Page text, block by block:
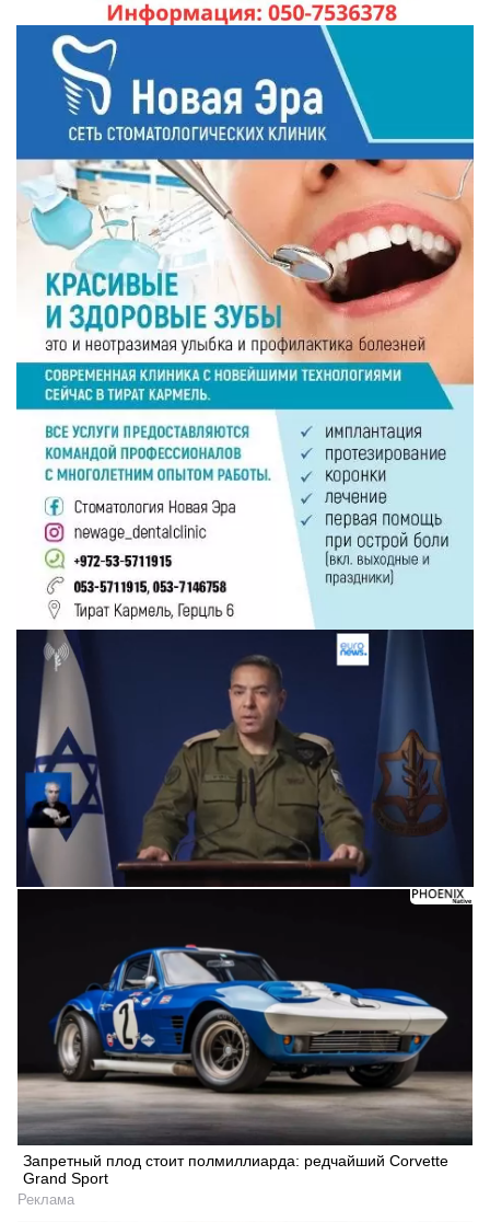
Запретный плод стоит полмиллиарда: редчайший Corvette
Grand Sport
Реклама